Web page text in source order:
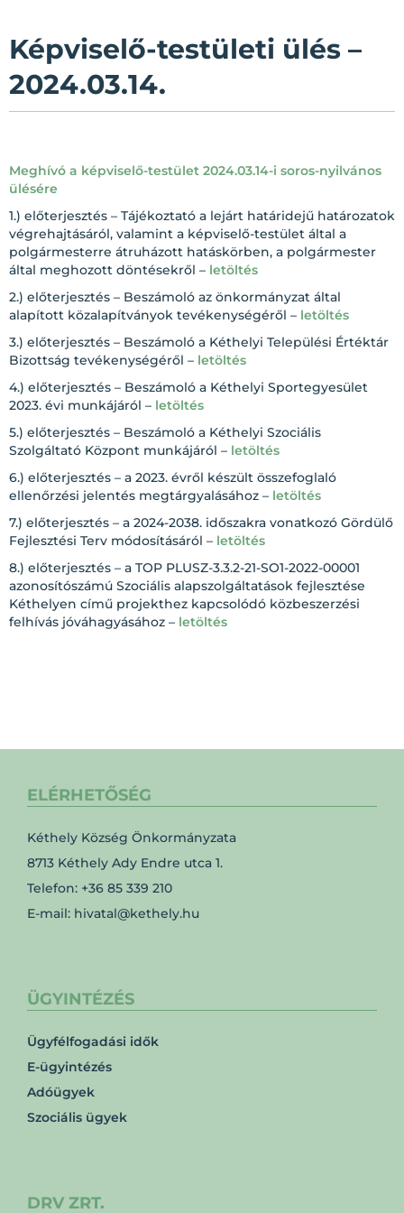
Képviselő-testületi ülés –
2024.03.14.
Meghívó a képviselő-testület 2024.03.14-i soros-nyilvános
ülésére
1.) előterjesztés – Tájékoztató a lejárt határidejű határozatok
végrehajtásáról, valamint a képviselő-testület által a
polgármesterre átruházott hatáskörben, a polgármester
által meghozott döntésekről – letöltés
2.) előterjesztés – Beszámoló az önkormányzat által
alapított közalapítványok tevékenységéről – letöltés
3.) előterjesztés – Beszámoló a Kéthelyi Települési Értéktár
Bizottság tevékenységéről – letöltés
4.) előterjesztés – Beszámoló a Kéthelyi Sportegyesület
2023. évi munkájáról – letöltés
5.) előterjesztés – Beszámoló a Kéthelyi Szociális
Szolgáltató Központ munkájáról – letöltés
6.) előterjesztés – a 2023. évről készült összefoglaló
ellenőrzési jelentés megtárgyalásához – letöltés
7.) előterjesztés – a 2024-2038. időszakra vonatkozó Gördülő
Fejlesztési Terv módosításáról – letöltés
8.) előterjesztés – a TOP PLUSZ-3.3.2-21-SO1-2022-00001
azonosítószámú Szociális alapszolgáltatások fejlesztése
Kéthelyen című projekthez kapcsolódó közbeszerzési
felhívás jóváhagyásához – letöltés
ELÉRHETŐSÉG
Kéthely Község Önkormányzata
8713 Kéthely Ady Endre utca 1.
Telefon: +36 85 339 210
E-mail: hivatal@kethely.hu
ÜGYINTÉZÉS
Ügyfélfogadási idők
E-ügyintézés
Adóügyek
Szociális ügyek
DRV ZRT.